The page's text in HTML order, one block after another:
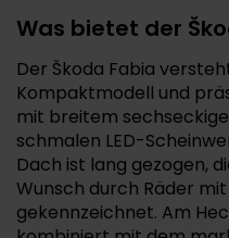
Was bietet der
Der Škoda Fabia
Kompaktmodell und
mit breitem
schmalen LED-
Dach ist lang gezogen,
Wunsch durch Räder
gekennzeichnet. Am